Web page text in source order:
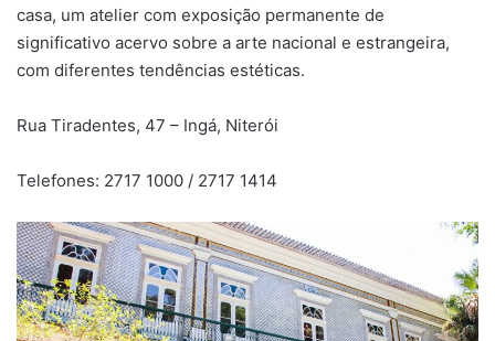
casa, um atelier com exposição permanente de
significativo acervo sobre a arte nacional e estrangeira,
com diferentes tendências estéticas.
Rua Tiradentes, 47 – Ingá, Niterói
Telefones: 2717 1000 / 2717 1414